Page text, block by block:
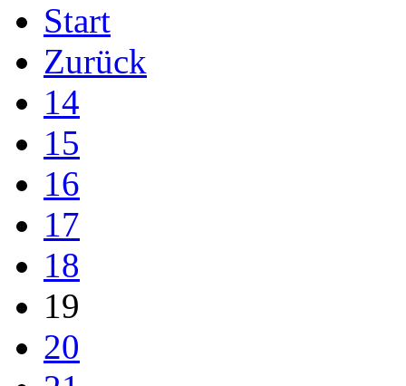
Start
Zurück
14
15
16
17
18
19
20